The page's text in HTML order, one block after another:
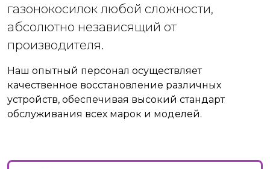
газонокосилок любой сложности,
абсолютно независящий от
производителя.
Наш опытный персонал осуществляет
качественное восстановление различных
устройств, обеспечивая высокий стандарт
обслуживания всех марок и моделей.